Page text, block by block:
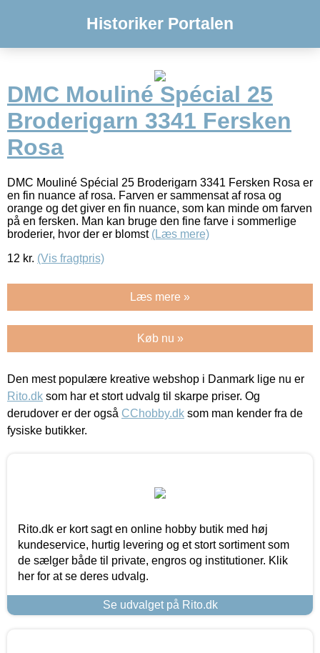
Historiker Portalen
DMC Mouliné Spécial 25
Broderigarn 3341 Fersken
Rosa
DMC Mouliné Spécial 25 Broderigarn 3341 Fersken Rosa er
en fin nuance af rosa. Farven er sammensat af rosa og
orange og det giver en fin nuance, som kan minde om farven
på en fersken. Man kan bruge den fine farve i sommerlige
broderier, hvor der er blomst (Læs mere)
12 kr. (Vis fragtpris)
Læs mere »
Køb nu »
Den mest populære kreative webshop i Danmark lige nu er
Rito.dk som har et stort udvalg til skarpe priser. Og
derudover er der også CChobby.dk som man kender fra de
fysiske butikker.
Rito.dk er kort sagt en online hobby butik med høj
kundeservice, hurtig levering og et stort sortiment som
de sælger både til private, engros og institutioner. Klik
her for at se deres udvalg.
Se udvalget på Rito.dk